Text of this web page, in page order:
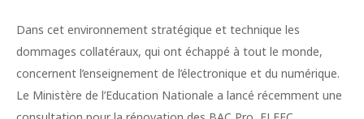
Dans cet environnement stratégique et technique les
dommages collatéraux, qui ont échappé à tout le monde,
concernent l’enseignement de l’électronique et du numérique.
Le Ministère de l’Education Nationale a lancé récemment une